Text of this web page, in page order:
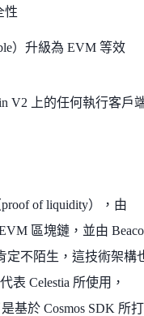
性
）升級為 EVM 等效
V2 上的任何執行客戶
of liquidity），由
區塊鏈，並由
定不陌生，這技術架構
表 Celestia 所使用，
基於 Cosmos SDK 所